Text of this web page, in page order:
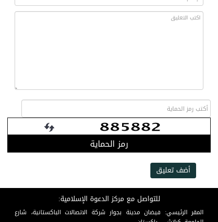
رمز الحماية
أضف تعليق
للتواصل مع مركز الدعوة الإسلامية:
المقر الرئيسي: فيضان مدينة بجوار شركة الاتصالات الباكستانية، شارع